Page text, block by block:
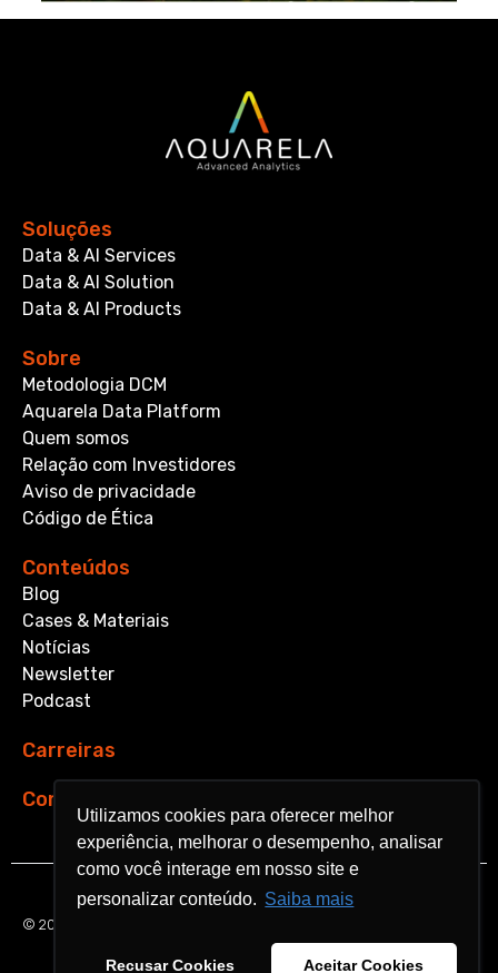
Utilizamos cookies para oferecer melhor
experiência, melhorar o desempenho, analisar
como você interage em nosso site e
personalizar conteúdo. Saiba mais
Recusar Cookies Aceitar Cookies
Utilizamos cookies para oferecer melhor
experiência, melhorar o desempenho, analisar
como você interage em nosso site e
personalizar conteúdo. Saiba mais
Recusar Cookies Aceitar Cookies
Soluções
Data & AI Services
Data & AI Solution
Data & AI Products
Sobre
Metodologia DCM
Aquarela Data Platform
Quem somos
Relação com Investidores
Aviso de privacidade
Código de Ética
Conteúdos
Blog
Cases & Materiais
Notícias
Newsletter
Podcast
Carreiras
Contato
© 2026 Aquarela Analytics. All rights reserved.